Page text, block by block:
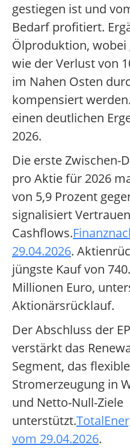
gestiegen ist und
Bedarf profitiert.
Ölproduktion, wobei
wie der Verlust von
im Nahen Osten
kompensiert
einen deutlichen
2026.
Die erste Zwischen-
pro Aktie für 2026
von 5,9 Prozent
signalisiert
Cashflows.
29.04.2026.
jüngste Kauf von
Millionen Euro,
Aktionärsrücklauf.
Der Abschluss der
verstärkt das
Segment, das
Stromerzeugung in
und Netto-Null-Ziele
unterstützt.
vom 29.04.2026.